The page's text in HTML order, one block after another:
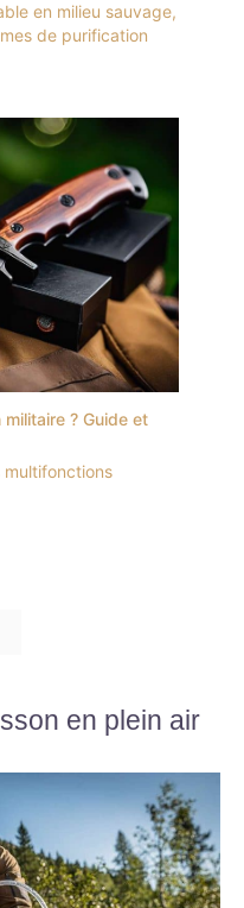
en milieu sauvage,
de purification
? Guide et
multifonctions
en plein air